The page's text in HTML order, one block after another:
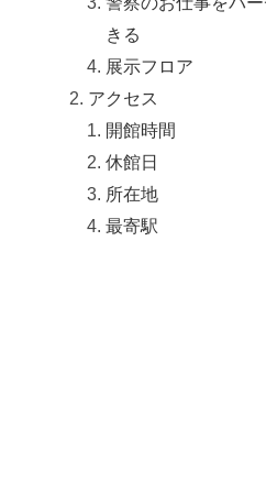
きる
展示フロア
アクセス
開館時間
休館日
所在地
最寄駅